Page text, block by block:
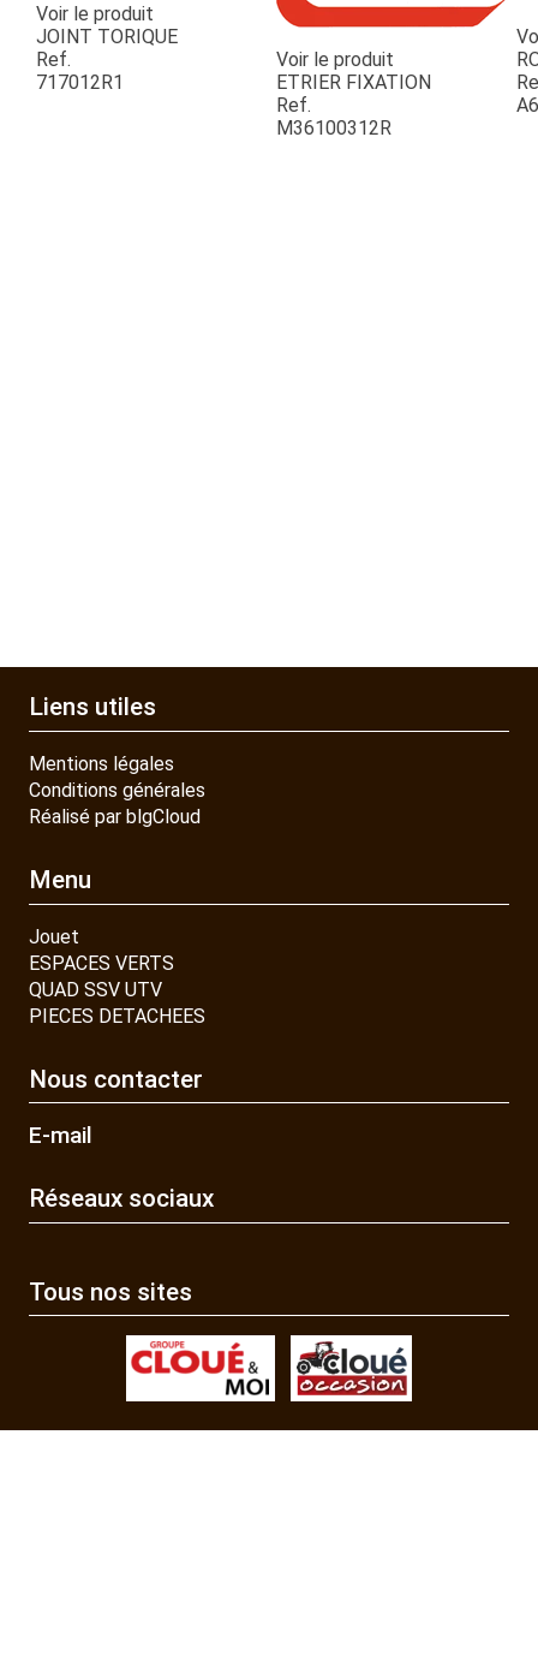
JOUET
ESPACES VERTS
Voir le produit
JOINT TORIQUE
Ref.
717012R1
Voir le produit
ETRIER FIXATION
Ref.
M36100312R
Liens utiles
Mentions légales
Conditions générales
Réalisé par blgCloud
Menu
Jouet
ESPACES VERTS
QUAD SSV UTV
PIECES DETACHEES
Nous contacter
E-mail
Réseaux sociaux
Tous nos sites